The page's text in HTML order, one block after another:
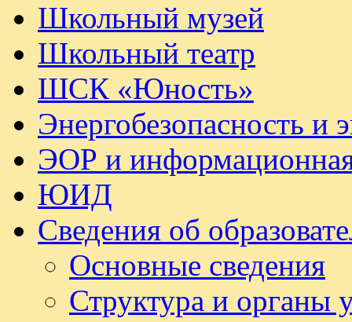
Школьный музей
Школьный театр
ШСК «Юность»
Энергобезопасность и
ЭОР и информационная
ЮИД
Сведения об
Основные сведения
Структура и органы